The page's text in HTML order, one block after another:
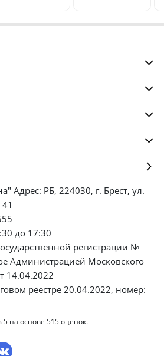
Адрес: РБ, 224030, г. Брест, ул.
до 17:30
регистрации №
Администрацией Московского
14.04.2022
реестре 20.04.2022, номер:
5 на основе 515оценок.